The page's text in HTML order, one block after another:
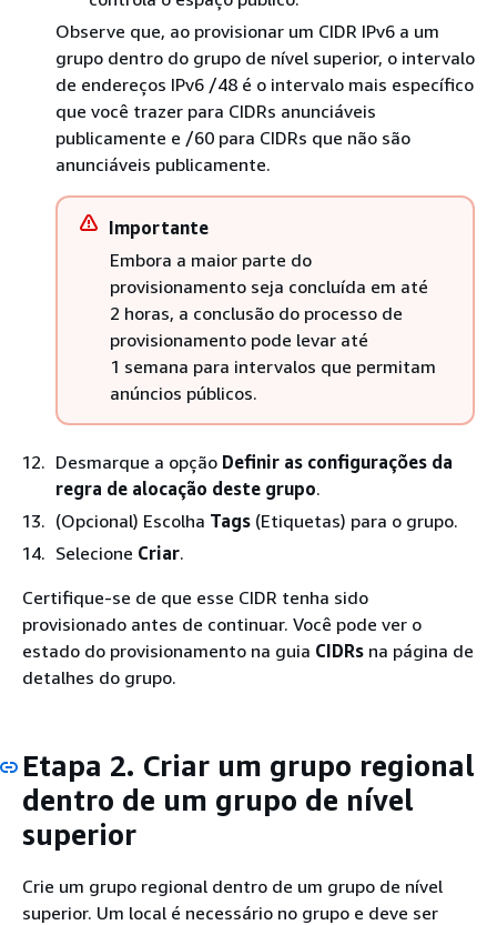
Observe que, ao provisionar um CIDR IPv6 a um
grupo dentro do grupo de nível superior, o intervalo
de endereços IPv6 /48 é o intervalo mais específico
que você trazer para CIDRs anunciáveis
publicamente e /60 para CIDRs que não são
anunciáveis publicamente.
Importante
Embora a maior parte do
provisionamento seja concluída em até
2 horas, a conclusão do processo de
provisionamento pode levar até
1 semana para intervalos que permitam
anúncios públicos.
Desmarque a opção Definir as configurações da
regra de alocação deste grupo.
(Opcional) Escolha Tags (Etiquetas) para o grupo.
Selecione Criar.
Certifique-se de que esse CIDR tenha sido
provisionado antes de continuar. Você pode ver o
estado do provisionamento na guia CIDRs na página de
detalhes do grupo.
Etapa 2. Criar um grupo regional
dentro de um grupo de nível
superior
Crie um grupo regional dentro de um grupo de nível
superior. Um local é necessário no grupo e deve ser